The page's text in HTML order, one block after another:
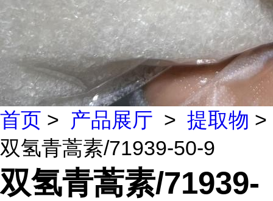
首页 > 产品展厅 > 提取物 >
双氢青蒿素/71939-50-9
双氢青蒿素/71939-